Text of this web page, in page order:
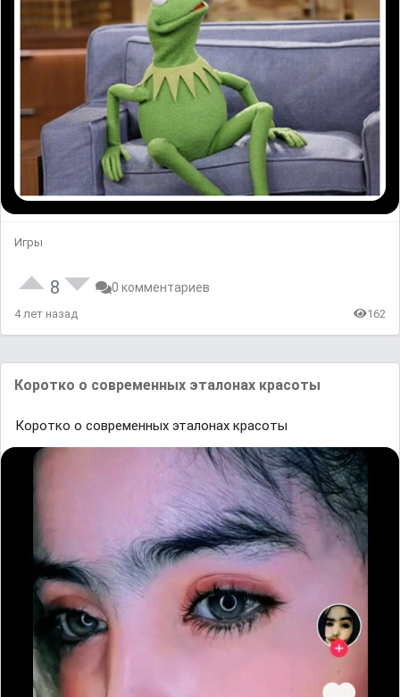
Игры
8 0 комментариев
4 лет назад 162
Коротко о современных эталонах красоты
Коротко о современных эталонах красоты